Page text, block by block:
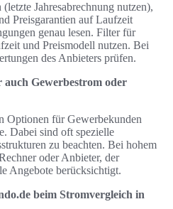
Jahresabrechnung nutzen),
Preisgarantien auf Laufzeit
genau lesen. Filter für
und Preismodell nutzen. Bei
des Anbieters prüfen.
Gewerbestrom oder
Optionen für Gewerbekunden
Dabei sind oft spezielle
zu beachten. Bei hohem
oder Anbieter, der
Angebote berücksichtigt.
beim Stromvergleich in